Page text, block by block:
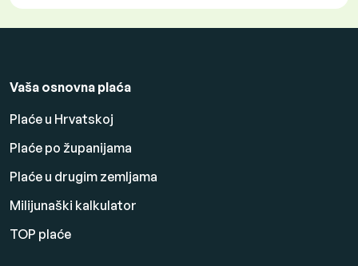
Vaša osnovna plaća
Plaće u Hrvatskoj
Plaće po županijama
Plaće u drugim zemljama
Milijunaški kalkulator
TOP plaće